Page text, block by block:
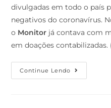
divulgadas em todo o país
negativos do coronavírus.
o Monitor já contava com
em doações contabilizadas.
Continue Lendo